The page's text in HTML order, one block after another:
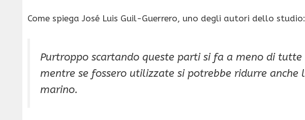
Come spiega José Luis Guil-Guerrero, uno degli autori dello studio:
Purtroppo scartando queste parti si fa a meno di
mentre se fossero utilizzate si potrebbe ridurre anche
marino.